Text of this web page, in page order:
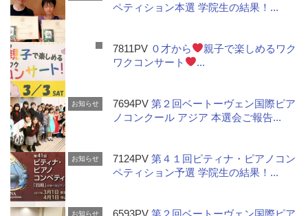
ペティション本選 学院生の結果！...
7811PV ０才から
親子で楽しめるワク
ワクコンサート
...
お知らせ 7694PV第２回ベートーヴェン国際ピア
ノコンクール アジア 本選会ご報告...
お知らせ 7124PV第４１回ピティナ・ピアノコン
ペティション予選 学院生の結果！...
お知らせ 6593PV第２回ベートーヴェン国際ピア